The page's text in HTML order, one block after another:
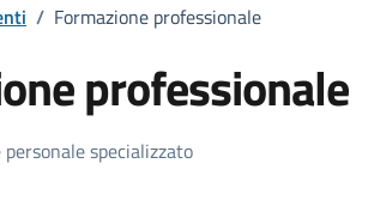
/ Formazione professionale
professionale
notizia
specializzato